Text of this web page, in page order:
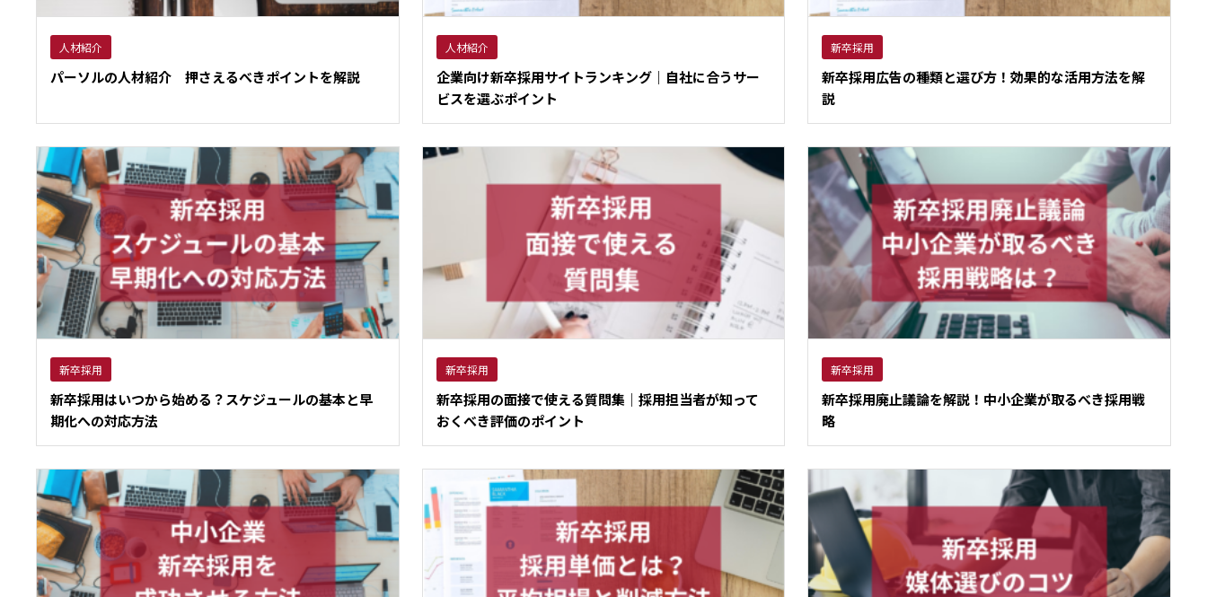
人材紹介
パーソルの人材紹介 押さえるべきポイントを解説
人材紹介
企業向け新卒採用サイトランキング｜自社に合うサー
ビスを選ぶポイント
新卒採用
新卒採用広告の種類と選び方！効果的な活用方法を解
説
新卒採用
新卒採用はいつから始める？スケジュールの基本と早
期化への対応方法
新卒採用
新卒採用の面接で使える質問集｜採用担当者が知って
おくべき評価のポイント
新卒採用
新卒採用廃止議論を解説！中小企業が取るべき採用戦
略